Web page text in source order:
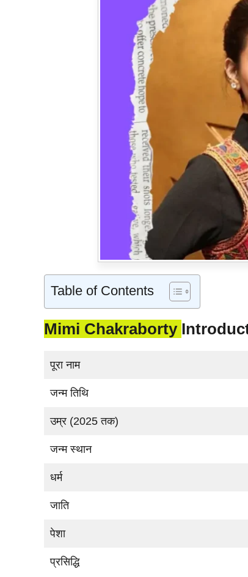
Table of Contents
Mimi Chakraborty
पूरा नाम
जन्म तिथि
उम्र (2025 तक)
जन्म स्थान
धर्म
जाति
पेशा
प्रसिद्धि